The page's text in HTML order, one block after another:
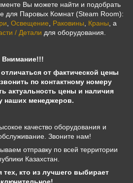
Вы можете найти и подобрать
для Паровых Комнат (Steam Room):
, Освещение, Раковины, Краны, а
/ Детали для оборудования.
Внимание!!!
от фактической цены
по контактному номеру
актуальность цены и наличия
наших менеджеров.
качество оборудования и
Звоните нам!
отправку по всей территории
Казахстан.
тех, кто из лучшего выбирает